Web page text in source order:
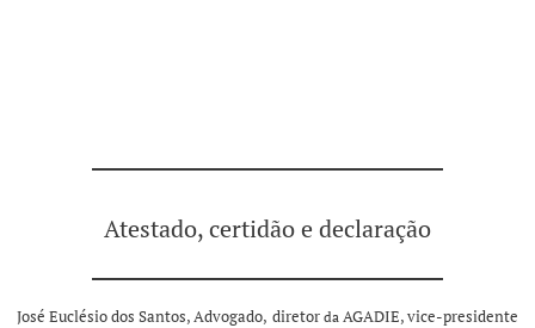
Atestado, certidão e declaração
José Euclésio dos Santos, Advogado, diretor da AGADIE, vice-presidente